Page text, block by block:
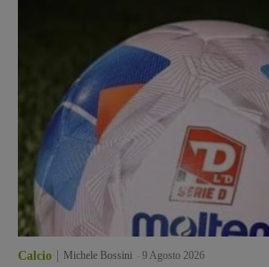
Calcio Michele Bossini 9 Agosto 2026